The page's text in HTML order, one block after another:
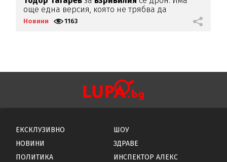
още една версия, която не трябва да
изключваме
Новини 1163
ЕКСКЛУЗИВНО
НОВИНИ
ПОЛИТИКА
ШОУ
ЗДРАВЕ
ИНСПЕКТОР АЛЕКС